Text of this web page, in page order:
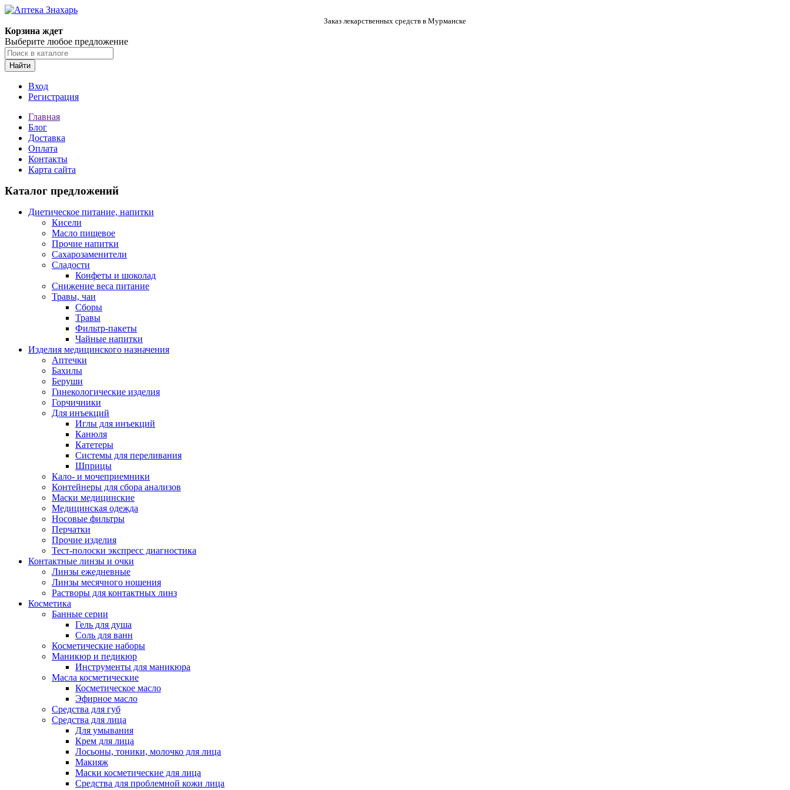
Заказ лекарственных средств в Мурманске
Корзина ждет
Выберите любое предложение
Найти
Вход
Регистрация
Главная
Блог
Доставка
Оплата
Контакты
Карта сайта
Каталог предложений
Диетическое питание, напитки
Кисели
Масло пищевое
Прочие напитки
Сахарозаменители
Сладости
Конфеты и шоколад
Снижение веса питание
Травы, чаи
Сборы
Травы
Фильтр-пакеты
Чайные напитки
Изделия медицинского назначения
Аптечки
Бахилы
Беруши
Гинекологические изделия
Горчичники
Для инъекций
Иглы для инъекций
Канюля
Катетеры
Системы для переливания
Шприцы
Кало- и мочеприемники
Контейнеры для сбора анализов
Маски медицинские
Медицинская одежда
Носовые фильтры
Перчатки
Прочие изделия
Тест-полоски экспресс диагностика
Контактные линзы и очки
Линзы ежедневные
Линзы месячного ношения
Растворы для контактных линз
Косметика
Банные серии
Гель для душа
Соль для ванн
Косметические наборы
Маникюр и педикюр
Инструменты для маникюра
Масла косметические
Косметическое масло
Эфирное масло
Средства для губ
Средства для лица
Для умывания
Крем для лица
Лосьоны, тоники, молочко для лица
Макияж
Маски косметические для лица
Средства для проблемной кожи лица